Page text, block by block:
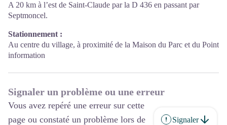
Découvrir la Maison du Parc avec des scolaires !
La Maison du Parc du Haut-Jura propose des outils de médiation
à destination d'un jeune public ou de scolaires.
Par ailleurs,l'atelier pédagogiquepermet d'accueillir des groupes
économies d'énergie, de la forêt, de la neige, du compostage...
A 20 km à l’est de Saint-Claude par la D 436 en passant par
Septmoncel.
Stationnement :
Au centre du village, à proximité de la Maison du Parc et du Point
information
Signaler un problème ou une erreur
Vous avez repéré une erreur sur cette
page ou constaté un problème lors de
Signaler